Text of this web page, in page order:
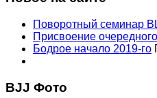
Поворотный семинар
Присвоение
Бодрое начало 2019-го
BJJ Фото